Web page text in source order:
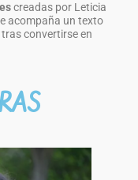
creadas por Leticia
acompaña un texto
convertirse en